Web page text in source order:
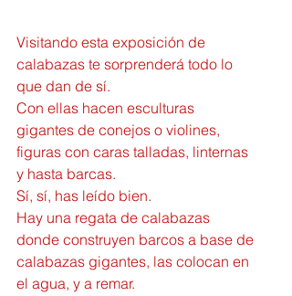
Visitando esta exposición de
calabazas te sorprenderá todo lo
que dan de sí.
Con ellas hacen esculturas
gigantes de conejos o violines,
figuras con caras talladas, linternas
y hasta barcas.
Sí, sí, has leído bien.
Hay una regata de calabazas
donde construyen barcos a base de
calabazas gigantes, las colocan en
el agua, y a remar.